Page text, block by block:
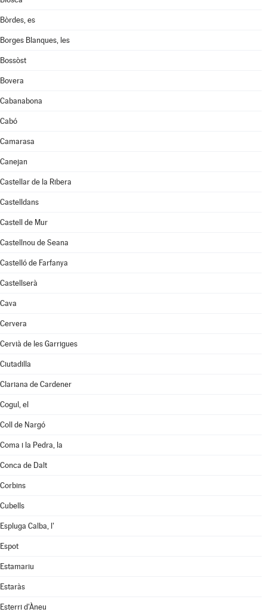
Bòrdes, es
Borges Blanques, les
Bossòst
Bovera
Cabanabona
Cabó
Camarasa
Canejan
Castellar de la Ribera
Castelldans
Castell de Mur
Castellnou de Seana
Castelló de Farfanya
Castellserà
Cava
Cervera
Cervià de les Garrigues
Ciutadilla
Clariana de Cardener
Cogul, el
Coll de Nargó
Coma i la Pedra, la
Conca de Dalt
Corbins
Cubells
Espluga Calba, l'
Espot
Estamariu
Estaràs
Esterri d'Àneu